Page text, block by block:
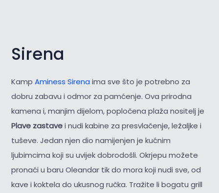
Sirena
Kamp Aminess Sirena ima sve što je potrebno za
dobru zabavu i odmor za pamćenje. Ova prirodna
kamena i, manjim dijelom, popločena plaža nositelj je
Plave zastavei nudi kabine za presvlačenje, ležaljke i
tuševe. Jedan njen dio namijenjen je kućnim
ljubimcima koji su uvijek dobrodošli. Okrjepu možete
pronaći u baru Oleandar tik do mora koji nudi sve, od
kave i koktela do ukusnog ručka. Tražite li bogatu grill